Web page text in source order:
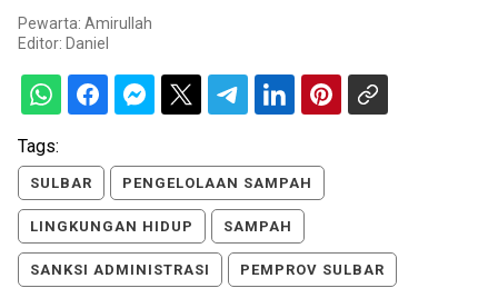
Pewarta: Amirullah
Editor: Daniel
Tags:
SULBAR PENGELOLAAN SAMPAH
LINGKUNGAN HIDUP SAMPAH
SANKSI ADMINISTRASI PEMPROV SULBAR